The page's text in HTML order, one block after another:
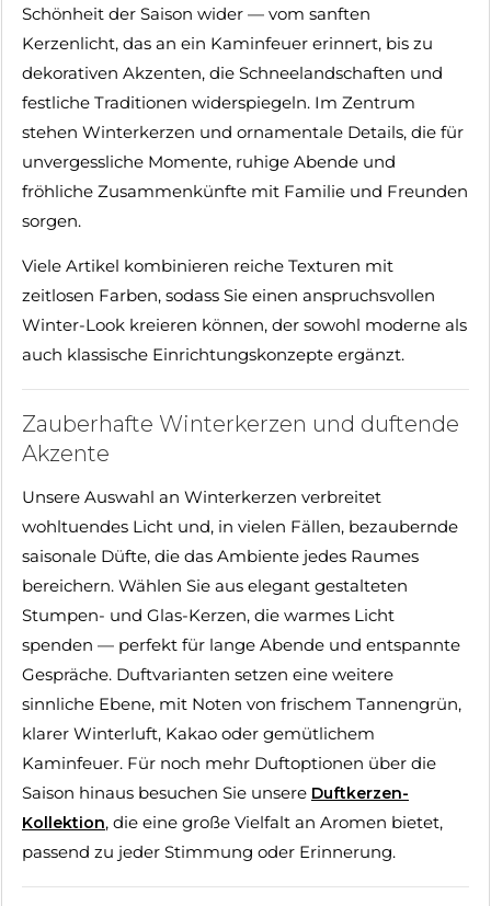
Schönheit der Saison wider — vom sanften
Kerzenlicht, das an ein Kaminfeuer erinnert, bis zu
dekorativen Akzenten, die Schneelandschaften und
festliche Traditionen widerspiegeln. Im Zentrum
stehen Winterkerzen und ornamentale Details, die für
unvergessliche Momente, ruhige Abende und
fröhliche Zusammenkünfte mit Familie und Freunden
sorgen.
Viele Artikel kombinieren reiche Texturen mit
zeitlosen Farben, sodass Sie einen anspruchsvollen
Winter-Look kreieren können, der sowohl moderne als
auch klassische Einrichtungskonzepte ergänzt.
Zauberhafte Winterkerzen und duftende
Akzente
Unsere Auswahl an Winterkerzen verbreitet
wohltuendes Licht und, in vielen Fällen, bezaubernde
saisonale Düfte, die das Ambiente jedes Raumes
bereichern. Wählen Sie aus elegant gestalteten
Stumpen- und Glas-Kerzen, die warmes Licht
spenden — perfekt für lange Abende und entspannte
Gespräche. Duftvarianten setzen eine weitere
sinnliche Ebene, mit Noten von frischem Tannengrün,
klarer Winterluft, Kakao oder gemütlichem
Kaminfeuer. Für noch mehr Duftoptionen über die
Saison hinaus besuchen Sie unsere Duftkerzen-
Kollektion, die eine große Vielfalt an Aromen bietet,
passend zu jeder Stimmung oder Erinnerung.